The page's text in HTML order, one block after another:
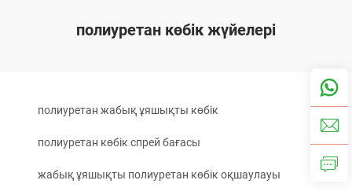
полиуретан көбік жүйелері
полиуретан жабық ұяшықты көбік
полиуретан көбік спрей бағасы
жабық ұяшықты полиуретан көбік оқшаулауы